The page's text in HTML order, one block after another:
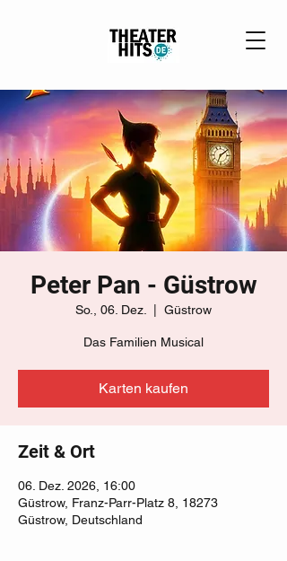
Peter Pan - Güstrow
So., 06. Dez. Güstrow
Das Familien Musical
Karten kaufen
Zeit & Ort
06. Dez. 2026, 16:00
Güstrow, Franz-Parr-Platz 8, 18273
Güstrow, Deutschland